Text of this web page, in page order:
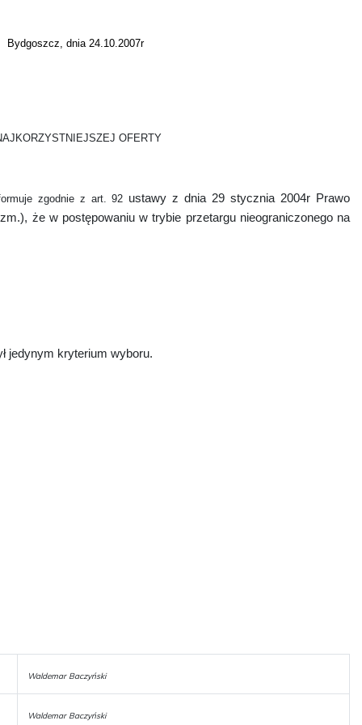
Bydgoszcz, dnia 24.10.2007r
OFERTY
zgodnie z art. 92 ustawyz dnia 29 stycznia 2004r Prawo
że w postępowaniu w trybie przetargu nieograniczonego na
jedynym kryterium wyboru.
Waldemar Baczyński
Waldemar Baczyński